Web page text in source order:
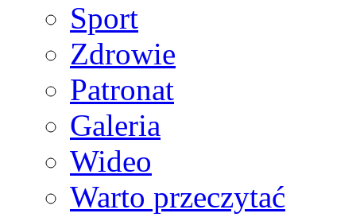
Sport
Zdrowie
Patronat
Galeria
Wideo
Warto przeczytać